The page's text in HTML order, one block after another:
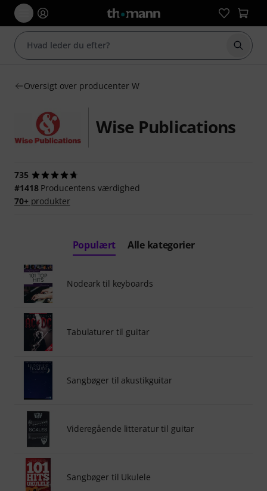
Start
Oversigt over producenter W
Wise Publications
735
#1418Producentens værdighed
70+produkter
Populært Alle kategorier
Nodeark til keyboards
Tabulaturer til guitar
Sangbøger til akustikguitar
Videregående litteratur til guitar
Sangbøger til Ukulele